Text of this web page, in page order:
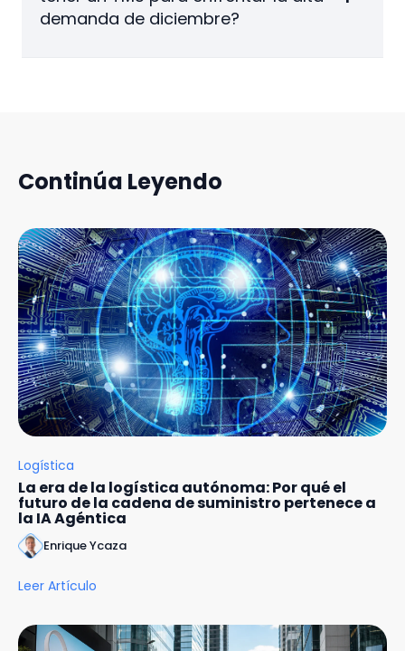
demanda de diciembre?
Continúa Leyendo
Logística
La era de la logística autónoma: Por qué el
futuro de la cadena de suministro pertenece a
la IA Agéntica
Enrique Ycaza
Leer Artículo